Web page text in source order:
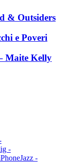
& Outsiders
e Poveri
Maite Kelly
-
Jazz -